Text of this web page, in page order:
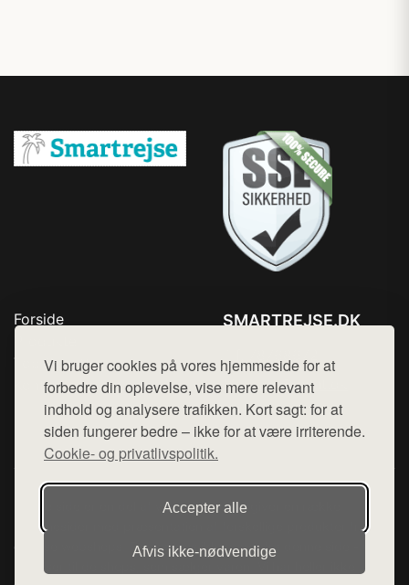
Vi bruger cookies på vores hjemmeside for at
forbedre din oplevelse, vise mere relevant
indhold og analysere trafikken. Kort sagt: for at
siden fungerer bedre – ikke for at være irriterende.
Cookie- og privatlivspolitik.
Accepter alle
Afvis ikke‑nødvendige
Forside
Top Rabatter
Kontakt
SMARTREJSE.DK
Mail: hej@want.dk
Cookie- og privatlivspolitik
Denne side er en del af want.dk, der udgiver en række
hjemmesider med præsentation af forskellige produkter fra
diverse webshops. Der sælges ikke varer fra denne side - vi
henviser til de shops, som sælger varen. Vi har heller ikke